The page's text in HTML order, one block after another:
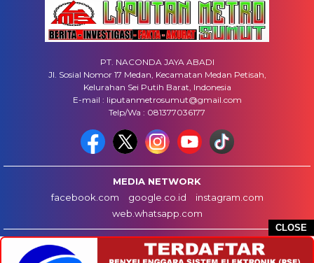
CLOSE
PT. NACONDA JAYA ABADI
Jl. Sosial Nomor 17 Medan, Kecamatan Medan Petisah,
Kelurahan Sei Putih Barat, Indonesia
E-mail : liputanmetrosumut@gmail.com
Telp/Wa : 081377036177
MEDIA NETWORK
facebook.com
google.co.id
instagram.com
web.whatsapp.com
HOME INFO IKLAN
DISCLAIMER